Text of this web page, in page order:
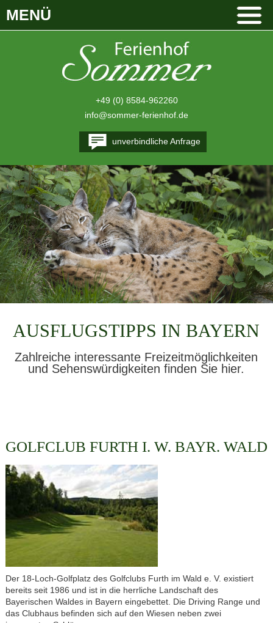
+49 (0) 8584-962260
info@sommer-ferienhof.de
unverbindliche Anfrage
MENÜ
AUSFLUGSTIPPS IN BAYERN
Zahlreiche interessante Freizeitmöglichkeiten
und Sehenswürdigkeiten finden Sie hier.
GOLFCLUB FURTH I. W. BAYR. WALD
Der 18-Loch-Golfplatz des Golfclubs Furth im Wald e. V. existiert
bereits seit 1986 und ist in die herrliche Landschaft des
Bayerischen Waldes in Bayern eingebettet. Die Driving Range und
das Clubhaus befinden sich auf den Wiesen neben zwei